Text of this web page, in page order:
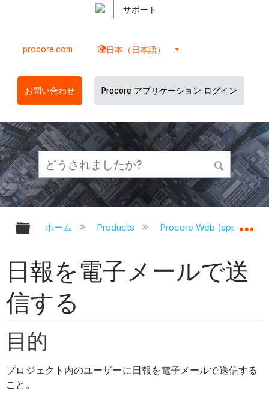
サポート
procore.com 日本（日本語）
お問い合わせ Procore アプリケーション ログイン
グローバル階層を展開/折りたたむ
ホーム Products Procore Web
日報を電子メールで送
信する
目的
プロジェクト内のユーザーに日報を電子メールで送信する
こと。